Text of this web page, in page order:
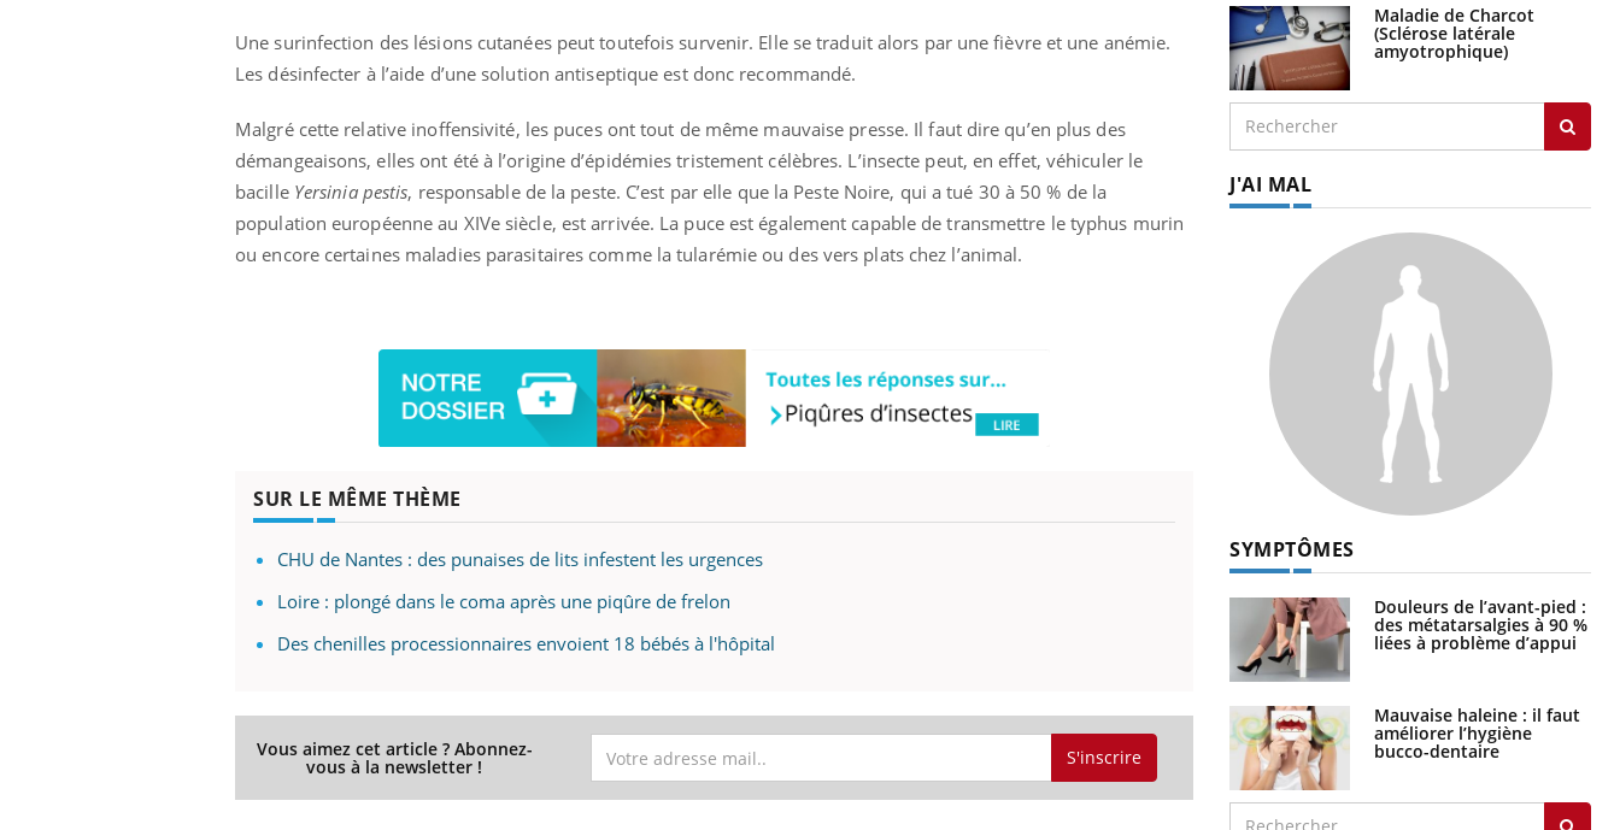
Une surinfection des lésions cutanées peut toutefois survenir. Elle se traduit alors par une fièvre et une anémie.
Les désinfecter à l’aide d’une solution antiseptique est donc recommandé.
Malgré cette relative inoffensivité, les puces ont tout de même mauvaise presse. Il faut dire qu’en plus des
démangeaisons, elles ont été à l’origine d’épidémies tristement célèbres. L’insecte peut, en effet, véhiculer le
bacille Yersinia pestis, responsable de la peste. C’est par elle que la Peste Noire, qui a tué 30 à 50 % de la
population européenne au XIVe siècle, est arrivée. La puce est également capable de transmettre le typhus murin
ou encore certaines maladies parasitaires comme la tularémie ou des vers plats chez l’animal.
SUR LE MÊME THÈME
CHU de Nantes : des punaises de lits infestent les urgences
Loire : plongé dans le coma après une piqûre de frelon
Des chenilles processionnaires envoient 18 bébés à l'hôpital
Vous aimez cet article ? Abonnez-
vous à la newsletter ! S'inscrire
Maladie de Charcot
(Sclérose latérale
amyotrophique)
J'AI MAL
SYMPTÔMES
Douleurs de l’avant-pied :
des métatarsalgies à 90 %
liées à problème d’appui
Mauvaise haleine : il faut
améliorer l’hygiène
bucco-dentaire